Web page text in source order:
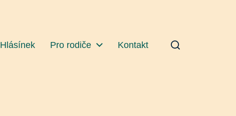
Hlásínek Pro rodiče Kontakt